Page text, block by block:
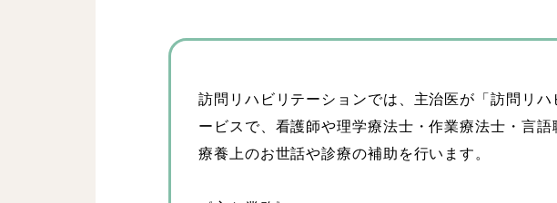
訪問リハビリテーションでは、主治医が「訪問リ
ービスで、看護師や理学療法士・作業療法士・言
療養上のお世話や診療の補助を行います。